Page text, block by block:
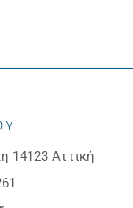
14123 Αττική